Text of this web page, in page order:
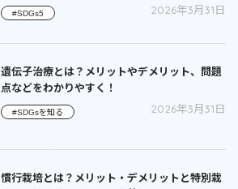
#SDGs5 2026年3月31日
遺伝子治療とは？メリットやデメリット、問題
点などをわかりやすく！
#SDGsを知る 2026年3月31日
慣行栽培とは？メリット・デメリットと特別栽